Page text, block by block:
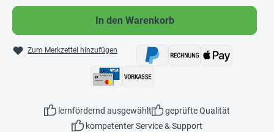
In den Warenkorb
Zum Merkzettel hinzufügen
lernfördernd ausgewählt
geprüfte Qualität
kompetenter Service & Support